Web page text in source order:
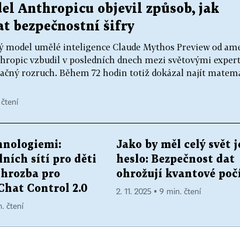
Anthropicu objevil způsob, jak
bezpečnostní šifry
model umělé inteligence Claude Mythos Preview od
vzbudil v posledních dnech mezi světovými
rozruch. Během 72 hodin totiž dokázal najít
sítí pro děti
pro
Control 2.0
čtení
Jako by měl celý svět
heslo: Bezpečnost dat
ohrožují kvantové
2. 11. 2025 ▪ 9 min. čtení